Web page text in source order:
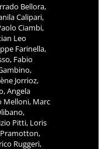
Bellora,
Calipari,
Ciambi,
Leo
Farinella,
Fabio
Jorrioz,
Angela
Melloni, Marc
Pitti, Loris
Ruggeri,